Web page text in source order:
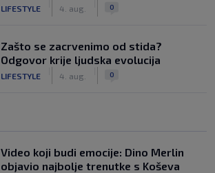
LIFESTYLE 4. aug. 0
Zašto se zacrvenimo od stida?
Odgovor krije ljudska evolucija
LIFESTYLE 4. aug. 0
Video koji budi emocije: Dino Merlin
objavio najbolje trenutke s Koševa